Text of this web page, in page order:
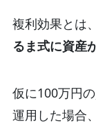
複利効果とは
るま式に資産
仮に100万円
運用した場合